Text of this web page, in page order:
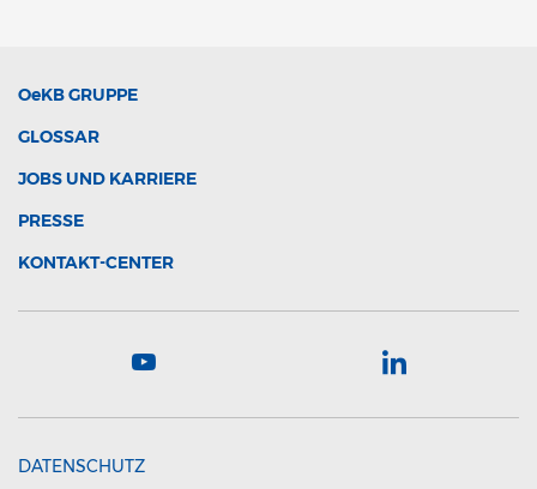
OeKBGRUPPE
GLOSSAR
JOBS UND KARRIERE
PRESSE
KONTAKT-CENTER
DATENSCHUTZ